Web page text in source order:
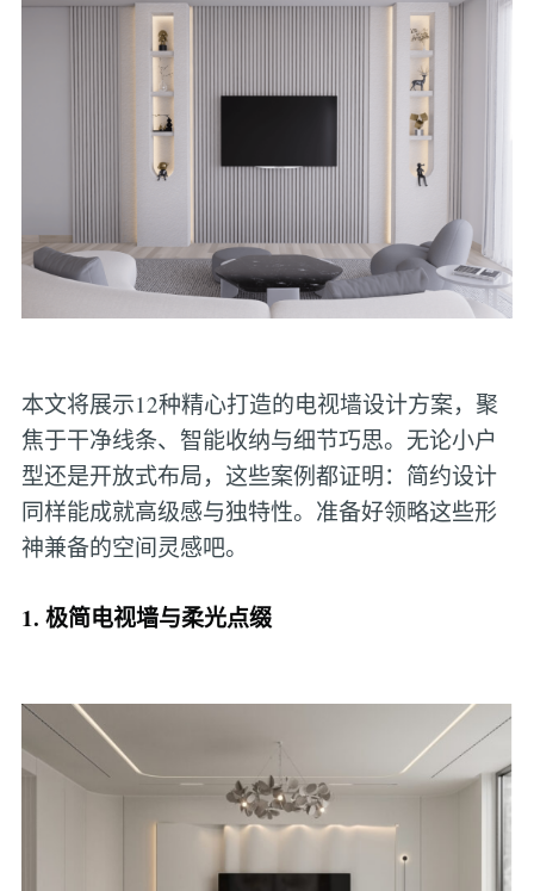
本文将展示12种精心打造的电视墙设计方案，聚
焦于干净线条、智能收纳与细节巧思。无论小户
型还是开放式布局，这些案例都证明：简约设计
同样能成就高级感与独特性。准备好领略这些形
神兼备的空间灵感吧。
1. 极简电视墙与柔光点缀